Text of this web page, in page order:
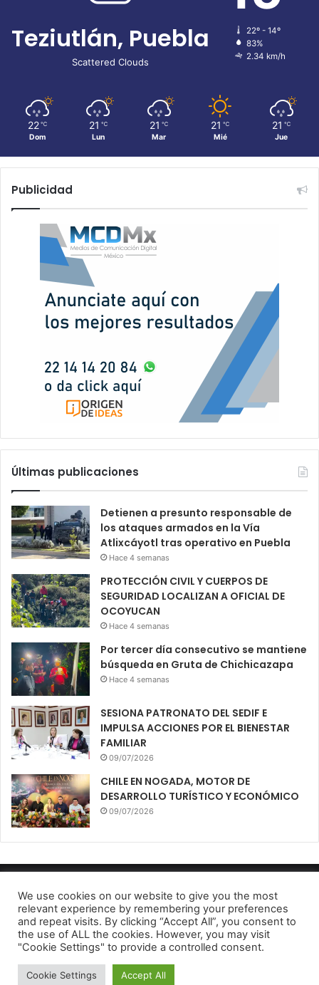
Teziutlán, Puebla
Scattered Clouds
22º - 14º
83%
2.34 km/h
22 ℃
Dom
21 ℃
Lun
21 ℃
Mar
21 ℃
Mié
21 ℃
Jue
Publicidad
Últimas publicaciones
Detienen a presunto responsable de
los ataques armados en la Vía
Atlixcáyotl tras operativo en Puebla
Hace 4 semanas
PROTECCIÓN CIVIL Y CUERPOS DE
SEGURIDAD LOCALIZAN A OFICIAL DE
OCOYUCAN
Hace 4 semanas
Por tercer día consecutivo se mantiene
búsqueda en Gruta de Chichicazapa
Hace 4 semanas
SESIONA PATRONATO DEL SEDIF E
IMPULSA ACCIONES POR EL BIENESTAR
FAMILIAR
09/07/2026
CHILE EN NOGADA, MOTOR DE
DESARROLLO TURÍSTICO Y ECONÓMICO
09/07/2026
Diario El Oportuno 2022
Aviso de Privacidad
Facebook
TwitterTelegram
We use cookies on our website to give you the most
relevant experience by remembering your preferences
and repeat visits. By clicking “Accept All”, you consent to
the use of ALL the cookies. However, you may visit
"Cookie Settings" to provide a controlled consent.
Cookie Settings Accept All